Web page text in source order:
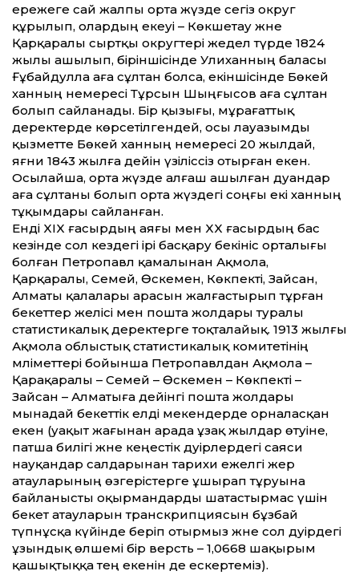
ережеге сай жалпы орта жүзде сегіз округ
құрылып, олардың екеуі – Көкшетау және
Қарқаралы сыртқы округтері жедел түрде 1824
жылы ашылып, біріншісінде Уәлиханның баласы
Ғұбайдулла аға сұлтан болса, екіншісінде Бөкей
ханның немересі Тұрсын Шыңғысов аға сұлтан
болып сайланады. Бір қызығы, мұрағат­тық
деректерде көрсетілгендей, осы лауазымды
қызмет­те Бөкей ханның немересі 20 жылдай,
яғни 1843 жылға де­йін үзіліссіз отырған екен.
Осылайша, орта жүзде алғаш ашылған дуандар
аға сұлтаны болып орта жүздегі соңғы екі ханның
тұқымдары сайланған.
Енді XIX ғасырдың аяғы мен XX ғасырдың бас
кезінде сол кез­дегі ірі басқару бекініс орталығы
болған Петропавл қамалынан Ақмола,
Қарқаралы, Семей, Өскемен, Көкпекті, Зайсан,
Алматы қалалары арасын жалғастырып тұрған
бекет­тер желісі мен пошта жолдары туралы
статистикалық деректерге тоқталайық. 1913 жылғы
Ақмола облыстық статистикалық комитетінің
мәлімет­тері бойынша Петропавлдан Ақмола –
Қарақаралы – Семей – Өскемен – Көкпекті –
Зайсан – Алматыға де­йінгі пошта жолдары
мынадай бекет­тік елді мекендерде орналасқан
екен (уақыт жағынан арада ұзақ жылдар өтуіне,
патша билігі және кеңестік дәуірлердегі саяси
науқандар салдарынан тарихи ежелгі жер
атауларының өзгерістерге ұшырап тұруына
байланысты оқырмандарды шатастырмас үшін
бекет атауларын транскрипциясын бұзбай
түпнұсқа күйін­де беріп отырмыз және сол дәуірдегі
ұзындық өлшемі бір версть – 1,0668 шақырым
қашықтыққа тең екенін де ескертеміз).